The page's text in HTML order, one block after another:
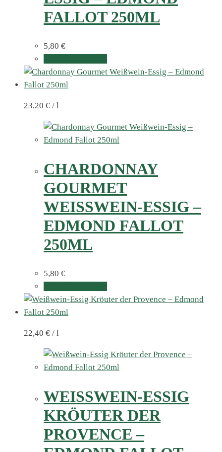
FALLOT 250ML
5,80 €
23,20 € / l
CHARDONNAY
GOURMET
WEISSWEIN-ESSIG – E
DMOND FALLOT 2
50ML
5,80 €
22,40 € / l
WEISSWEIN-ESSIG K
RÖUTER DER P
ROVENCE – E